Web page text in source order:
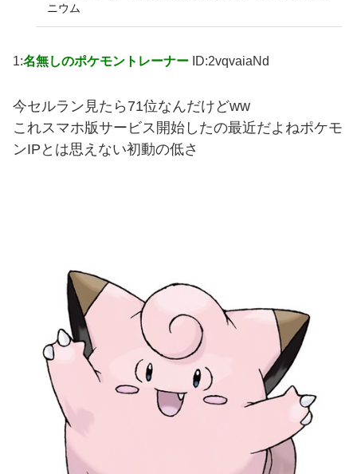
ニウム
1:名無しのポケモントレーナー ID:2vqvaiaNd
今セルラン見たら71位なんだけどww
これスマホ版サービス開始したの最近だよねポケモ
ンIPとは思えない初動の低さ